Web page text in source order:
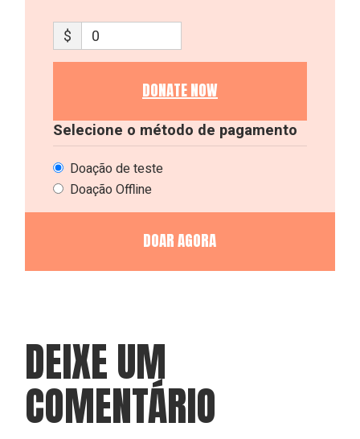
$ 0
DONATE NOW
Selecione o método de pagamento
Doação de teste
Doação Offline
DEIXE UM
COMENTÁRIO